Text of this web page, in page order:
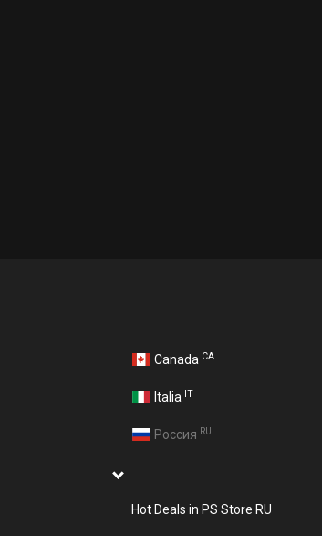
Canada CA
Italia IT
Россия RU
Hot Deals in PS Store RU